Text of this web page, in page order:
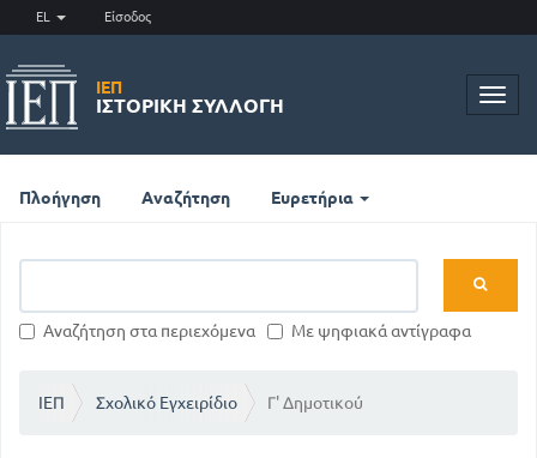
EL Είσοδος
ΙΕΠ
ΙΣΤΟΡΙΚΉ ΣΥΛΛΟΓΉ
Πλοήγηση Αναζήτηση Ευρετήρια
Αναζήτηση στα περιεχόμενα Με ψηφιακά αντίγραφα
ΙΕΠ Σχολικό Εγχειρίδιο Γ' Δημοτικού